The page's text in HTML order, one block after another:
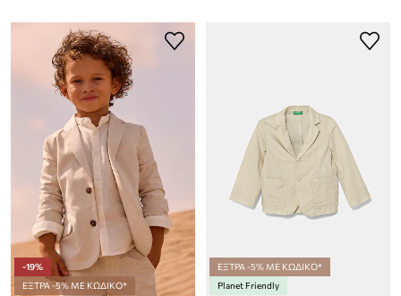
-19%
ΕΞΤΡΑ -5% ΜΕ ΚΩΔΙΚΟ*
ΕΞΤΡΑ -5% ΜΕ ΚΩΔΙΚΟ*
Planet Friendly